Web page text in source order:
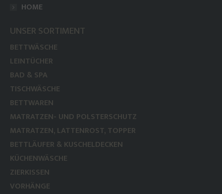
HOME
UNSER SORTIMENT
BETTWÄSCHE
LEINTÜCHER
BAD & SPA
TISCHWÄSCHE
BETTWAREN
MATRATZEN- UND POLSTERSCHUTZ
MATRATZEN, LATTENROST, TOPPER
BETTLÄUFER & KUSCHELDECKEN
KÜCHENWÄSCHE
ZIERKISSEN
VORHÄNGE